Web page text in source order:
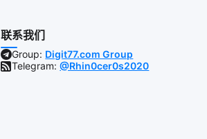
联系我们
Group: Digit77.com Group
Telegram:@Rhin0cer0s2020